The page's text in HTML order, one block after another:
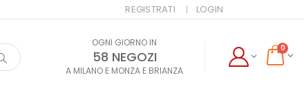
REGISTRATI LOGIN
OGNI GIORNO IN
58 NEGOZI
A MILANO E MONZA E BRIANZA
0